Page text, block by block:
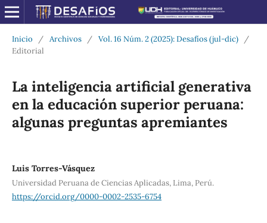
Inicio / Archivos / Vol. 16 Núm. 2 (2025): Desafíos (jul-dic)
/
Editorial
La inteligencia artificial generativa
en la educación superior peruana:
algunas preguntas apremiantes
Luis Torres-Vásquez
Universidad Peruana de Ciencias Aplicadas, Lima, Perú.
https://orcid.org/0000-0002-2535-6754